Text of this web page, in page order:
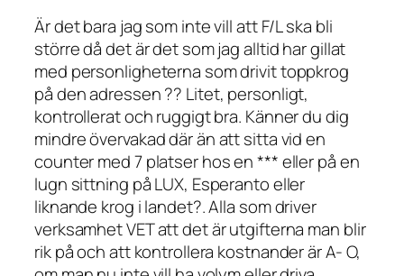
Är det bara jag som inte vill att F/L ska bli
större då det är det som jag alltid har gillat
med personligheterna som drivit toppkrog
på den adressen ?? Litet, personligt,
kontrollerat och ruggigt bra. Känner du dig
mindre övervakad där än att sitta vid en
counter med 7 platser hos en *** eller på en
lugn sittning på LUX, Esperanto eller
liknande krog i landet?. Alla som driver
verksamhet VET att det är utgifterna man blir
rik på och att kontrollera kostnander är A- O,